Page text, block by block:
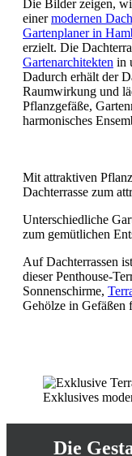
Die Bilder zeigen,
einermodernen
Gartenplaner in
erzielt. Die
Gartenarchitekten in
Dadurch erhält der
Raumwirkung und
Pflanzgefäße,
harmonisches
Mit attraktiven
Dachterrasse zum
Unterschiedliche
zum gemütlichen
Auf Dachterrassen
dieser Penthouse-
Sonnenschirme,
Gehölze in Gefäßen
Exklusives
Die